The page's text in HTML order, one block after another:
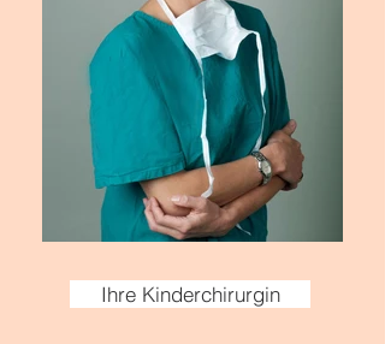
Ihre Kinderchirurgin